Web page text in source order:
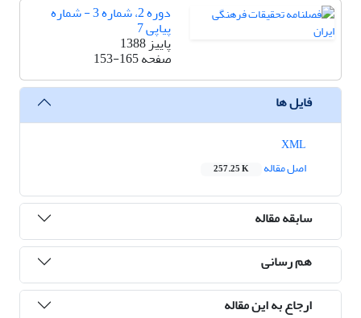
دوره 2، شماره 3 - شماره
پیاپی 7
پاییز 1388
صفحه153-165
فایل ها
اصل مقاله
257.25 K
سابقه مقاله
هم رسانی
ارجاع به این مقاله